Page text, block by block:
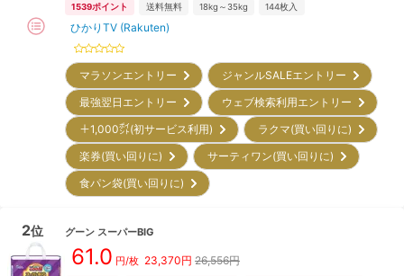
1539ポイント 送料無料 18kg～35kg 144枚入
ひかりTV (Rakuten)
マラソンエントリー
ジャンルSALEエントリー
最強翌日エントリー
ウェブ検索利用エントリー
＋1,000㌽(初サービス利用)
ラクマ(買い回りに)
楽券(買い回りに)
サーティワン(買い回りに)
食パン袋(買い回りに)
2位 グーン スーパーBIG
61.0 円/枚 23,370円 26,556円